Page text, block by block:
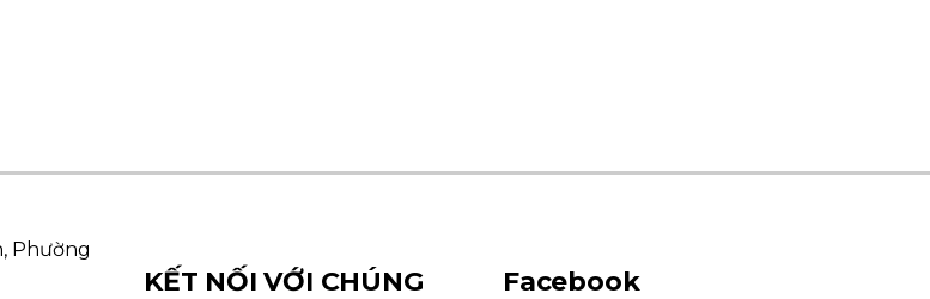
Phường
KẾT NỐI VỚI CHÚNG
Facebook